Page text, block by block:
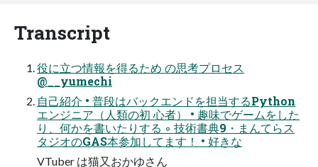
Transcript
役に立つ情報を得るため の思考プロセス
@__yumechi
自己紹介 • 普段はバックエンドを担当するPython
エンジニア（人類の初 心者） • 趣味でゲームをした
り、何かを書いたりする ◦ 技術書典9・まんてらス
タジオのGAS本参加してます！ • 好きな
VTuber は猫又おかゆさん